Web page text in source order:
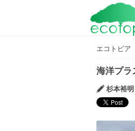
エコトピア
海洋プラ
杉本裕明